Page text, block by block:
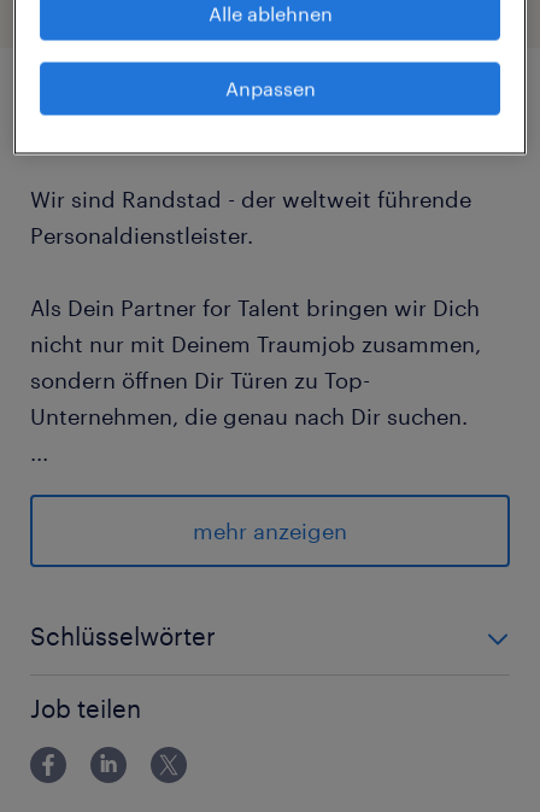
Job Details
Wir sind Randstad - der weltweit führende
Personaldienstleister.
Als Dein Partner for Talent bringen wir Dich
nicht nur mit Deinem Traumjob zusammen,
sondern öffnen Dir Türen zu Top-
Unternehmen, die genau nach Dir suchen.
...
IT-Administrator:in
Für ein etabliertes, familiengeführtes
Ausrichtung suchen wir aktuell eine
ist seit mehreren Jahrzehnten erfolgreich
global tätig und beliefert Kunden weltweit.
mehr anzeigen
Schlüsselwörter
Job teilen
Alle ablehnen
Anpassen